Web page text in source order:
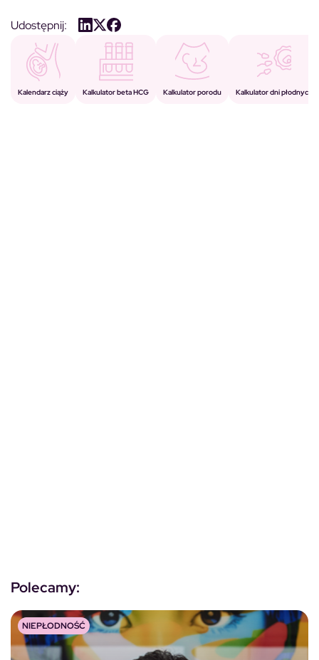
Udostępnij:
Kalendarz ciąży Kalkulator beta HCG Kalkulator porodu Kalkulator dni płodnych
Polecamy:
NIEPŁODNOŚĆ